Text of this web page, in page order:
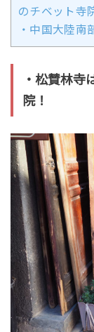
のチベット寺
・中国大陸南
・松賛林寺
院！